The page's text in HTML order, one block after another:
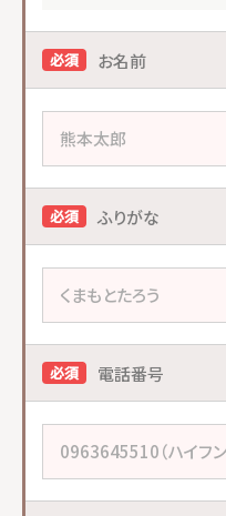
お名前
必須
ふりがな
必須
電話番号
必須